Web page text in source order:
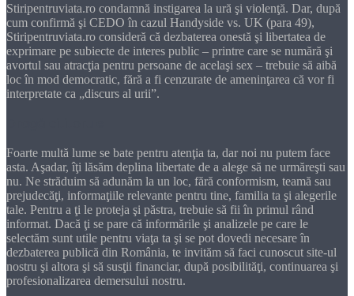
Stiripentruviata.ro condamnă instigarea la ură şi violenţă. Dar, după
cum confirmă şi CEDO în cazul Handyside vs. UK (para 49),
Stiripentruviata.ro consideră că dezbaterea onestă şi libertatea de
exprimare pe subiecte de interes public – printre care se numără şi
avortul sau atracţia pentru persoane de acelaşi sex – trebuie să aibă
loc în mod democratic, fără a fi cenzurate de ameninţarea că vor fi
interpretate ca „discurs al urii”.
Foarte multă lume se bate pentru atenţia ta, dar noi nu putem face
asta. Aşadar, îţi lăsăm deplina libertate de a alege să ne urmăreşti sau
nu. Ne străduim să adunăm la un loc, fără conformism, teamă sau
prejudecăţi, informaţiile relevante pentru tine, familia ta şi alegerile
tale. Pentru a ţi le proteja şi păstra, trebuie să fii în primul rând
informat. Dacă ţi se pare că informările şi analizele pe care le
selectăm sunt utile pentru viaţa ta şi se pot dovedi necesare în
dezbaterea publică din România, te invităm să faci cunoscut site-ul
nostru şi altora şi să susţii financiar, după posibilităţi, continuarea şi
profesionalizarea demersului nostru.